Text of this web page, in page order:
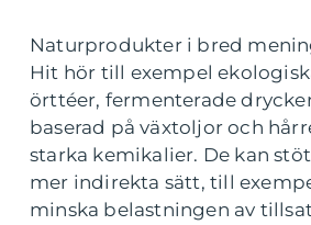
Naturprodukter i bred
Hit hör till exempel
örttéer, fermenterade
baserad på växtoljor och
starka kemikalier. De kan
mer indirekta sätt, till
minska belastningen av